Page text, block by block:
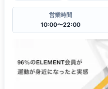
営業時間
10:00〜22:00